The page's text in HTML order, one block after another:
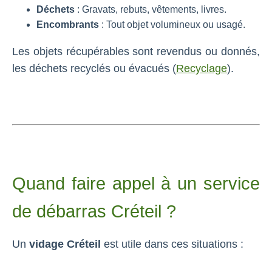
Déchets : Gravats, rebuts, vêtements, livres.
Encombrants : Tout objet volumineux ou usagé.
Les objets récupérables sont revendus ou donnés,
les déchets recyclés ou évacués (Recyclage).
Quand faire appel à un service
de débarras Créteil ?
Un vidage Créteil est utile dans ces situations :